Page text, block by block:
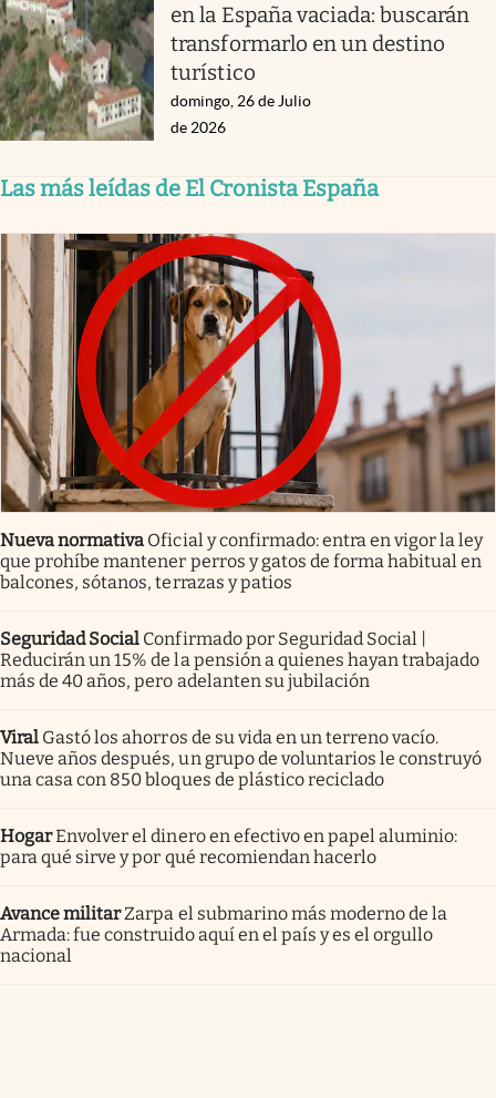
en la España vaciada: buscarán
transformarlo en un destino
turístico
domingo, 26 de Julio
de 2026
Las más leídas de El Cronista España
Nueva normativa Oficial y confirmado: entra en vigor la ley
que prohíbe mantener perros y gatos de forma habitual en
balcones, sótanos, terrazas y patios
Seguridad Social Confirmado por Seguridad Social |
Reducirán un 15% de la pensión a quienes hayan trabajado
más de 40 años, pero adelanten su jubilación
Viral Gastó los ahorros de su vida en un terreno vacío.
Nueve años después, un grupo de voluntarios le construyó
una casa con 850 bloques de plástico reciclado
HogarEnvolver el dinero en efectivo en papel aluminio:
para qué sirve y por qué recomiendan hacerlo
Avance militarZarpa el submarino más moderno de la
Armada: fue construido aquí en el país y es el orgullo
nacional